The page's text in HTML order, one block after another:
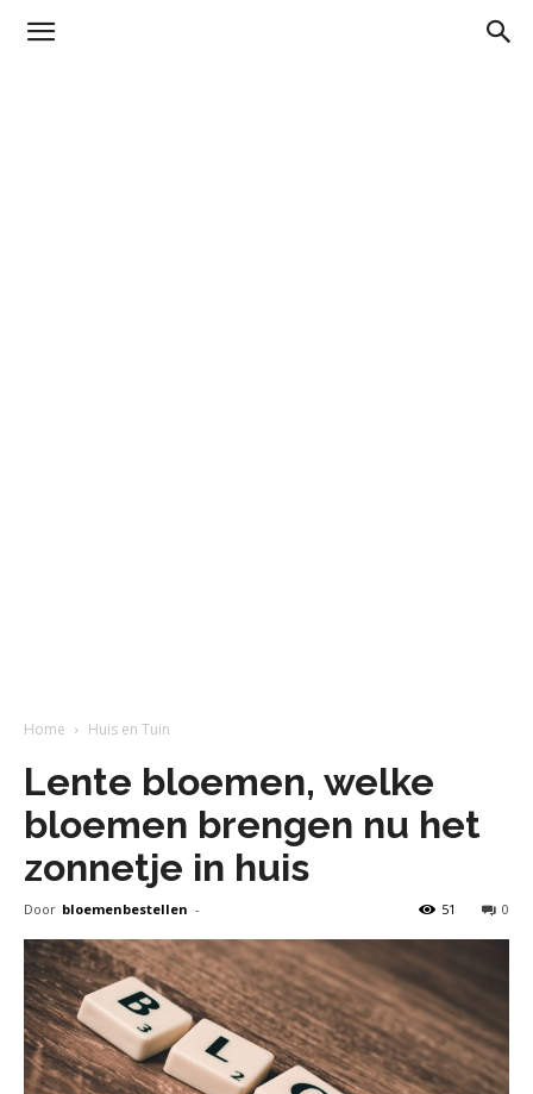
Home Huis en Tuin
Lente bloemen, welke
bloemen brengen nu het
zonnetje in huis
Door bloemenbestellen - 0
51